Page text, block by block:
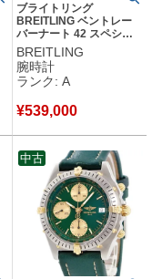
ブライトリング
BREITLING ベントレー
バーナート 42 スペシャ
ルエディション A41390
ブラック クロノグラフ メ
ンズ 腕時計自動巻き ブラ
ック 【中古】中古美品
BREITLING
腕時計
ランク: A
¥539,000
中古